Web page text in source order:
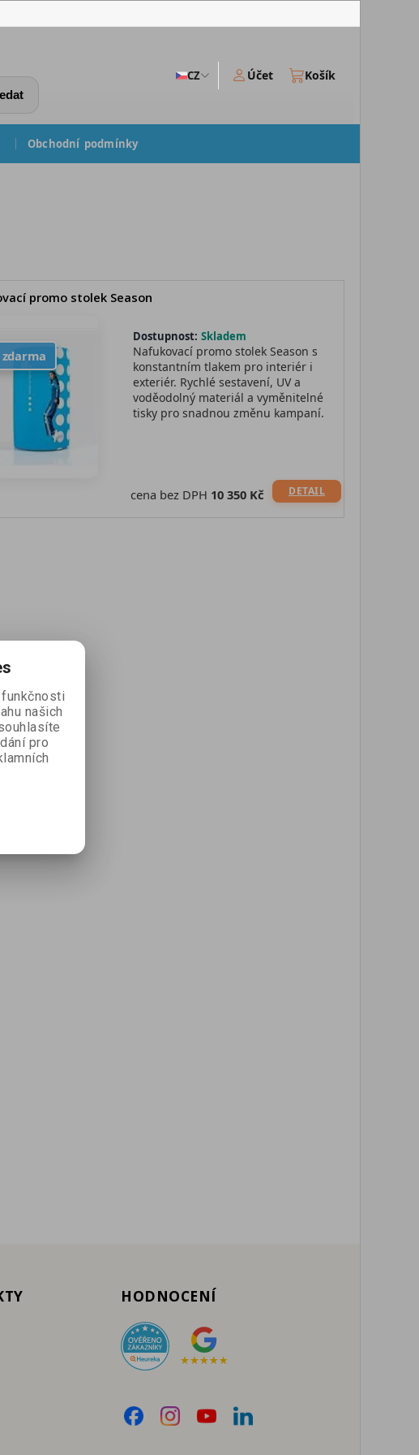
CZ Účet Košík
Obchodní podmínky
promo stolek Season
zdarma
Dostupnost: Skladem
Nafukovací promo stolek Season s
konstantním tlakem pro interiér i
exteriér. Rychlé sestavení, UV a
voděodolný materiál a vyměnitelné
tisky pro snadnou změnu kampaní.
DETAIL
cena bez DPH 10 350 Kč
HODNOCENÍ
našich
pro